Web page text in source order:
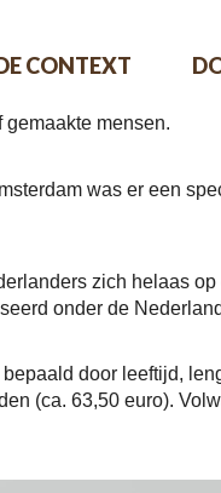
CONTEXT
mensen.
was er een
zich helaas
onder de
door leeftijd,
(ca. 63,50 euro).